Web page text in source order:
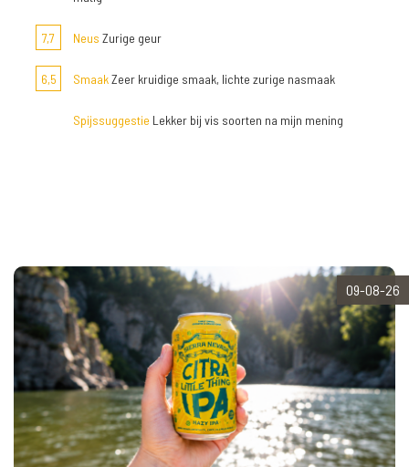
7,7 Neus Zurige geur
6,5 SmaakZeer kruidige smaak, lichte zurige nasmaak
Spijssuggestie Lekker bij vis soorten na mijn mening
09-08-26